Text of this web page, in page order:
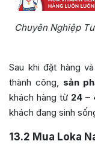
Chuyên Nghiệp
Sau khi đặt hàng
thành công, sản
khách hàng từ 24 –
khách đang sinh
13.2 Mua Loka